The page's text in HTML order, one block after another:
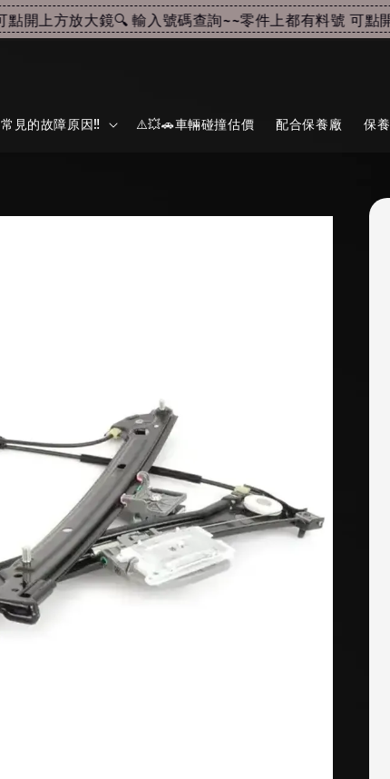
上方放大鏡🔍 輸入號碼查詢~~零件上都有料號 可點開
見的故障原因‼️ ⚠️💥🚗車輛碰撞估價 配合保養廠 保